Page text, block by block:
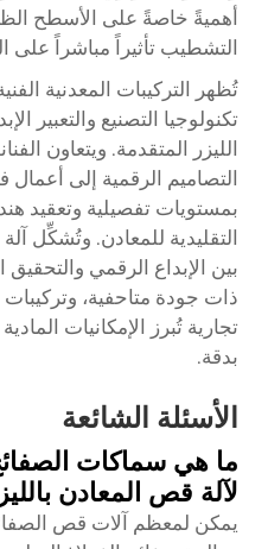
أهميةً خاصةً على الأسطح
التشطيب تأثيراً مباشراً على
تُظهر التركيبات المعدنية
تكنولوجيا التصنيع والتعبير
الليزر المتقدمة. ويتعاون
التصاميم الرقمية إلى أعمال
بمستويات تفصيلية وتعقيد
التقليدية للمعادن. وتُشكِّل
بين الإبداع الرقمي والتحقيق
ذات جودة متاحفية،
تجارية تُبرز الإمكانيات
بدقة.
الأسئلة الشائعة
ما هي سماكات
لآلة قص المعادن
يمكن لمعظم آلات قص الصفائح